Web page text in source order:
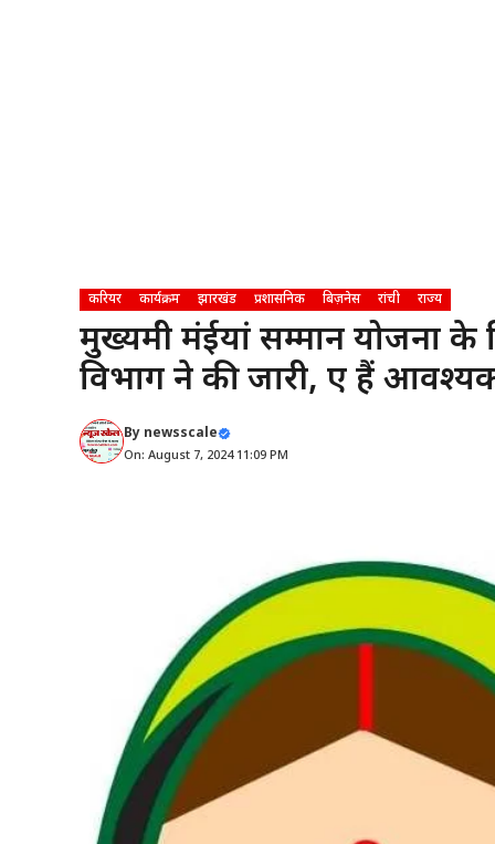
करियर कार्यक्रम झारखंड प्रशासनिक बिज़नेस रांची राज्य
मुख्यमंत्री मंईयां सम्मान योजना के
विभाग ने की जारी, ए हैं
By newsscale
On: August 7, 2024 11:09 PM